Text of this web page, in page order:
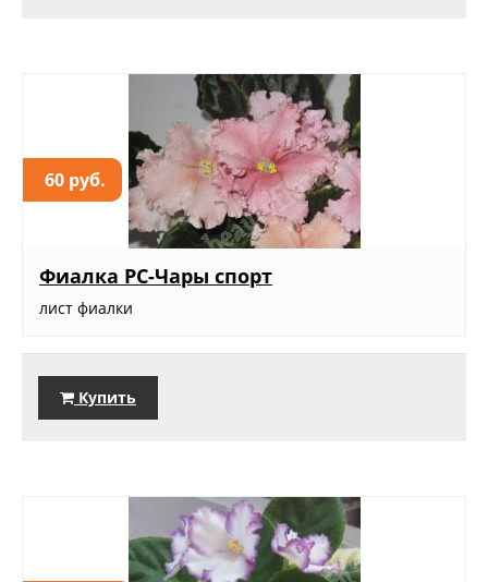
60 руб.
Фиалка РС-Чары спорт
лист фиалки
Купить